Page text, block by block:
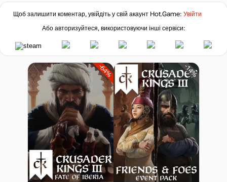
Щоб залишити коментар, увійдіть у свій акаунт Hot.Game: Увійти
Або авторизуйтеся, використовуючи інші сервіси:
-64% -14%